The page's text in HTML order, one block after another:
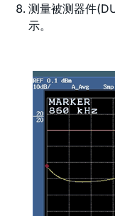
测量被测器件
示。